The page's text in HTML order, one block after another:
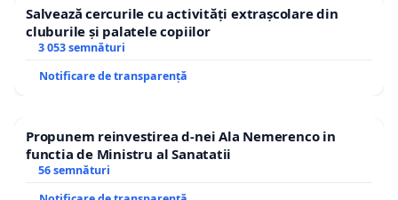
Salvează cercurile cu activități extrașcolare din
cluburile și palatele copiilor
3 053 semnături
Notificare de transparență
Propunem reinvestirea d-nei Ala Nemerenco in
functia de Ministru al Sanatatii
56 semnături